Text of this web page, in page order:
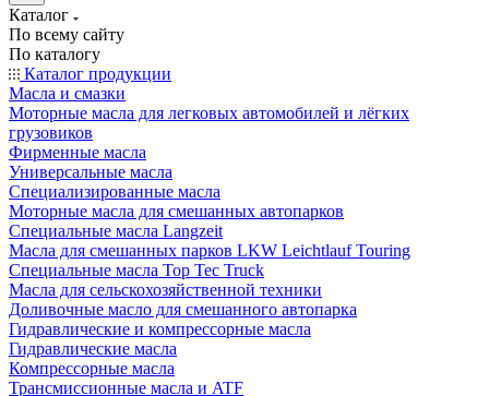
Каталог
По всему сайту
По каталогу
Каталог продукции
Масла и смазки
Моторные масла для легковых автомобилей и лёгких
грузовиков
Фирменные масла
Универсальные масла
Специализированные масла
Моторные масла для смешанных автопарков
Специальные масла Langzeit
Масла для смешанных парков LKW Leichtlauf Touring
Специальные масла Top Tec Truck
Масла для сельскохозяйственной техники
Доливочные масло для смешанного автопарка
Гидравлические и компрессорные масла
Гидравлические масла
Компрессорные масла
Трансмиссионные масла и ATF